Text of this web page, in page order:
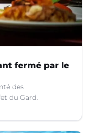
fermé par le
des
du Gard.